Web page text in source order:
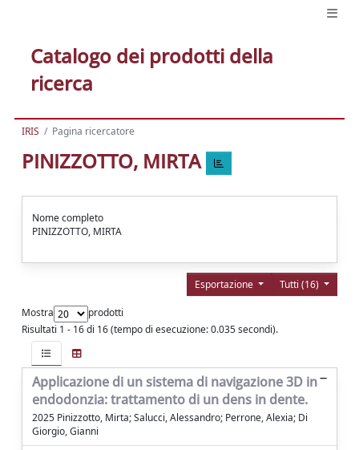
Catalogo dei prodotti della
ricerca
IRIS Pagina ricercatore
PINIZZOTTO, MIRTA
Nome completo
PINIZZOTTO, MIRTA
Tutti (16)
Esportazione
Mostra
prodotti
Risultati 1 - 16 di 16 (tempo di esecuzione: 0.035 secondi).
Applicazione di un sistema di navigazione 3D in
endodonzia: trattamento di un dens in dente.
2025 Pinizzotto, Mirta; Salucci, Alessandro; Perrone, Alexia; Di
Giorgio, Gianni